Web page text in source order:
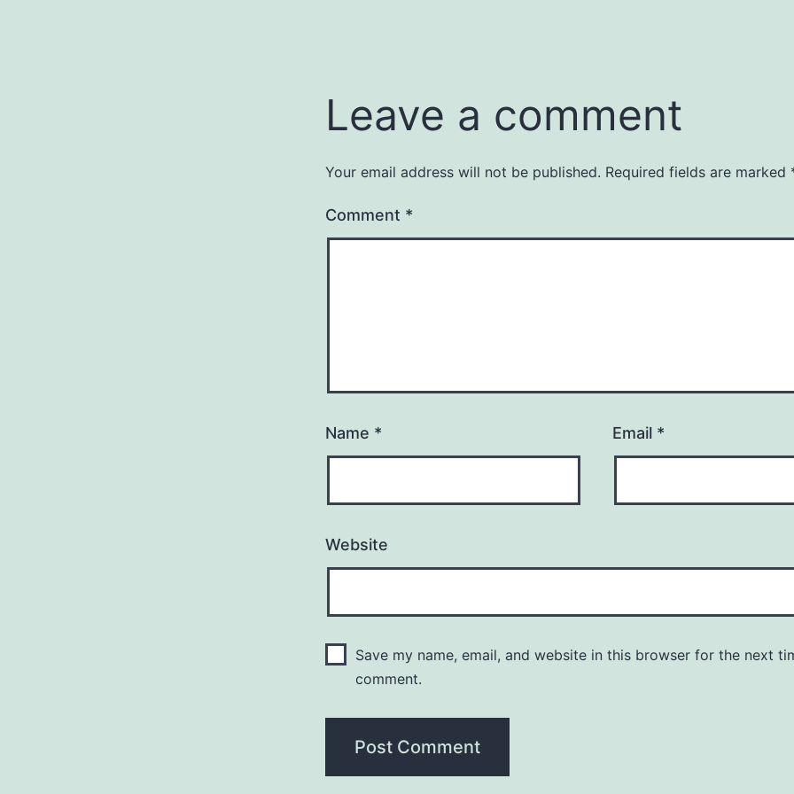
Leave a comment
Your email address will not be published. Required fields are marked
Comment *
Name * Email *
Website
Save my name, email, and website in this browser for the next
comment.